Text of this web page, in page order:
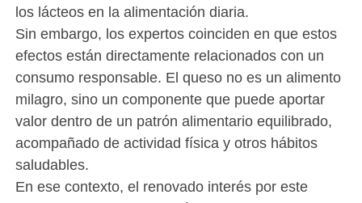
los lácteos en la alimentación diaria.
Sin embargo, los expertos coinciden en que estos
efectos están directamente relacionados con un
consumo responsable. El queso no es un alimento
milagro, sino un componente que puede aportar
valor dentro de un patrón alimentario equilibrado,
acompañado de actividad física y otros hábitos
saludables.
En ese contexto, el renovado interés por este